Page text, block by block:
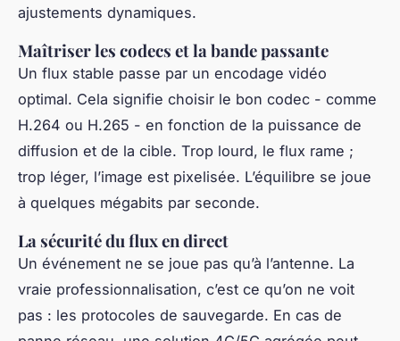
ajustements dynamiques.
Maîtriser les codecs et la bande passante
Un flux stable passe par un encodage vidéo
optimal. Cela signifie choisir le bon codec - comme
H.264 ou H.265 - en fonction de la puissance de
diffusion et de la cible. Trop lourd, le flux rame ;
trop léger, l’image est pixelisée. L’équilibre se joue
à quelques mégabits par seconde.
La sécurité du flux en direct
Un événement ne se joue pas qu’à l’antenne. La
vraie professionnalisation, c’est ce qu’on ne voit
pas : les protocoles de sauvegarde. En cas de